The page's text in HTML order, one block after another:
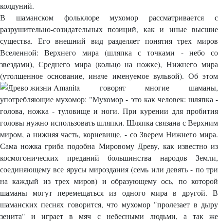
колдуний.
В шаманском фольклоре мухомор рассматривается с
разрушительно-созидательных позиций, как и иные высшие
существа. Его внешний вид разделяет понятия трех миров
Вселенной: Верхнего мира (шляпка с точками - небо со
звездами), Среднего мира (кольцо на ножке), Нижнего мира
(утолщенное основание, иначе именуемое вульвой). Об этом
говорят многие шаманы,
употребляющие мухомор: "Мухомор - это как человек: шляпка -
голова, ножка - туловище и ноги. При курении для пробития
головы нужно использовать шляпки. Шляпка связана с Верхним
миром, а нижняя часть, корневище, - со Зверем Нижнего мира.
Сама ножка гриба подобна Мировому Древу, как известно из
космогонических преданий большинства народов Земли,
соединяющему все ярусы мироздания (семь или девять - по три
на каждый из трех миров) и образующему ось, по которой
шаманы могут перемещаться из одного мира в другой. В
шаманских песнях говорится, что мухомор "пролезает в дыру
зенита" и играет в мяч с небесными людьми, а так же